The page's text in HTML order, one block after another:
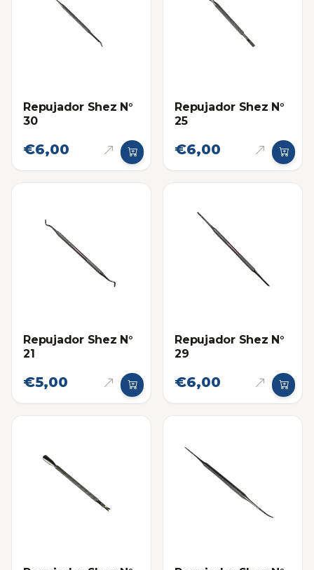
Repujador Shez N°
30
€6,00
Repujador Shez N°
25
€6,00
Repujador Shez N°
21
€5,00
Repujador Shez N°
29
€6,00